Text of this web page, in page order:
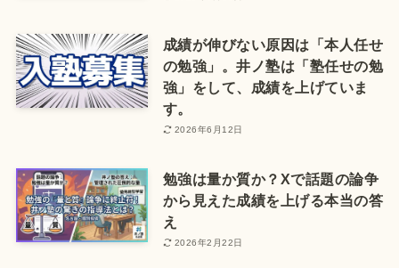
成績が伸びない原因は「本人任せ
の勉強」。井ノ塾は「塾任せの勉
強」をして、成績を上げていま
す。
2026年6月12日
勉強は量か質か？Xで話題の論争
から見えた成績を上げる本当の答
え
2026年2月22日